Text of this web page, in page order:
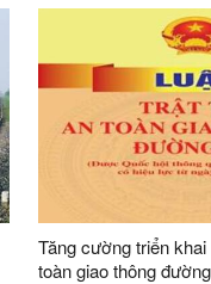
Tăng cường triển
toàn giao thông